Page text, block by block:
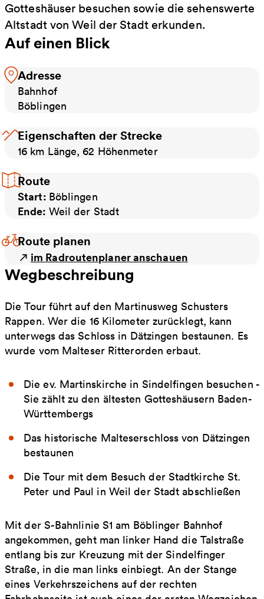
Gotteshäuser besuchen sowie die sehenswerte
Altstadt von Weil der Stadt erkunden.
Auf einen Blick
Adresse
Bahnhof
Böblingen
Eigenschaften der Strecke
16 km Länge, 62 Höhenmeter
Route
Start: Böblingen
Ende: Weil der Stadt
Route planen
im Radroutenplaner anschauen
Wegbeschreibung
Die Tour führt auf den Martinusweg Schusters
Rappen. Wer die 16 Kilometer zurücklegt, kann
unterwegs das Schloss in Dätzingen bestaunen. Es
wurde vom Malteser Ritterorden erbaut.
Die ev. Martinskirche in Sindelfingen besuchen -
Sie zählt zu den ältesten Gotteshäusern Baden-
Württembergs
Das historische Malteserschloss von Dätzingen
bestaunen
Die Tour mit dem Besuch der Stadtkirche St.
Peter und Paul in Weil der Stadt abschließen
Mit der S-Bahnlinie S1 am Böblinger Bahnhof
angekommen, geht man linker Hand die Talstraße
entlang bis zur Kreuzung mit der Sindelfinger
Straße, in die man links einbiegt. An der Stange
eines Verkehrszeichens auf der rechten